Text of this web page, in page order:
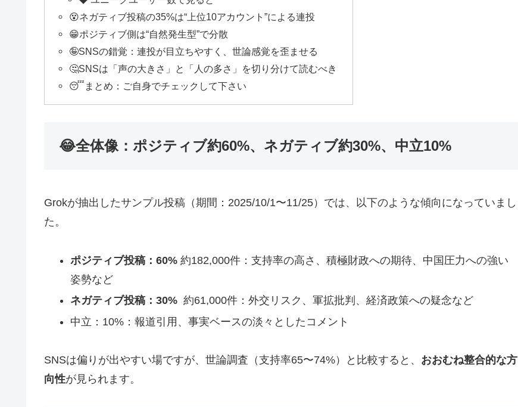
😵ネガティブ投稿の35%は“上位10アカウント”による連投
😁ポジティブ側は“自然発生型”で分散
🤪SNSの錯覚：連投が目立ちやすく、世論感覚を歪ませる
🤔SNSは「声の大きさ」と「人の多さ」を切り分けて読むべき
😴まとめ：ご自身でチェックして下さい
😂全体像：ポジティブ約60%、ネガティブ約30%、中立10%
Grokが抽出したサンプル投稿（期間：2025/10/1〜11/25）では、以下のような傾向になっていまし
た。
ポジティブ投稿：60%約182,000件：支持率の高さ、積極財政への期待、中国圧力への強い
姿勢など
ネガティブ投稿：30%約61,000件：外交リスク、軍拡批判、経済政策への疑念など
中立：10%：報道引用、事実ベースの淡々としたコメント
SNSは偏りが出やすい場ですが、世論調査（支持率65〜74%）と比較すると、 おおむね整合的な方
向性が見られます。